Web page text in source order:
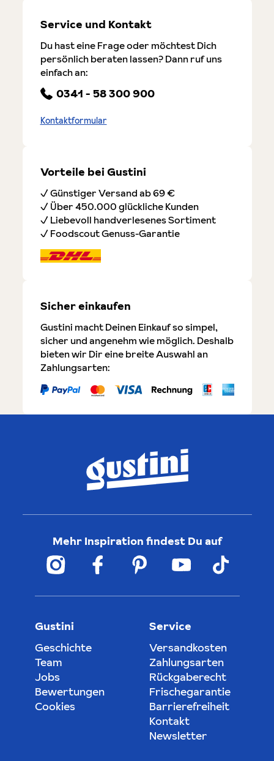
Service und Kontakt
Du hast eine Frage oder möchtest Dich
persönlich beraten lassen? Dann ruf uns
einfach an:
0341 - 58 300 900
Kontaktformular
Vorteile bei Gustini
✓ Günstiger Versand ab 69 €
✓ Über 450.000 glückliche Kunden
✓ Liebevoll handverlesenes Sortiment
✓ Foodscout Genuss-Garantie
Sicher einkaufen
Gustini macht Deinen Einkauf so simpel,
sicher und angenehm wie möglich. Deshalb
bieten wir Dir eine breite Auswahl an
Zahlungsarten:
Mehr Inspiration findest Du auf
Gustini
Geschichte
Team
Jobs
Bewertungen
Cookies
Service
Versandkosten
Zahlungsarten
Rückgaberecht
Frischegarantie
Barrierefreiheit
Kontakt
Newsletter